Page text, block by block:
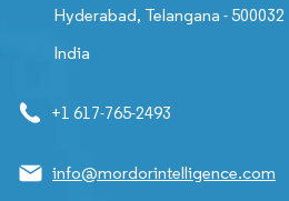
Hyderabad, Telangana - 500032
India
+1 617-765-2493
info@mordorintelligence.com